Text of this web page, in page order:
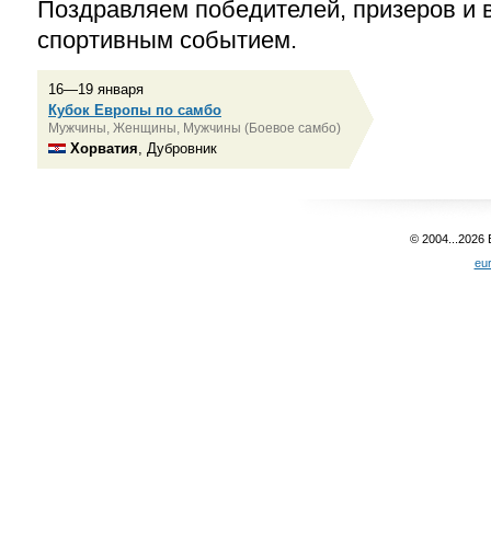
Поздравляем победителей, призеров и
спортивным событием.
16—19 января
Кубок Европы по самбо
Мужчины, Женщины, Мужчины (Боевое самбо)
Хорватия , Дубровник
© 2004...2026